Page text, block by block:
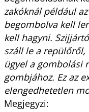
zakóknál például
begombolva kell
kell hagyni.
száll le a
ügyel a gombolási
gombjához. Ez az
elengedhetetlen
Megjegyzi: